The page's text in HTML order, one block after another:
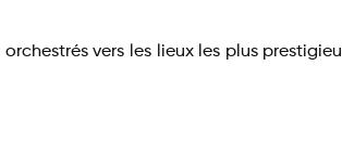
vers les lieux les plus